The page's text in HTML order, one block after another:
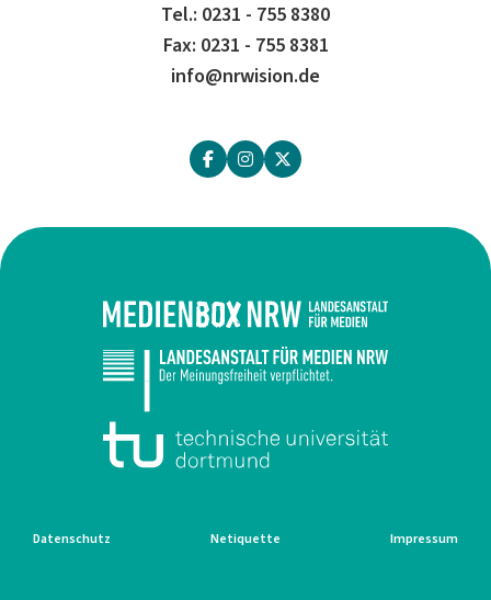
Tel.: 0231 - 755 8380
Fax: 0231 - 755 8381
info@nrwision.de
Datenschutz Netiquette Impressum